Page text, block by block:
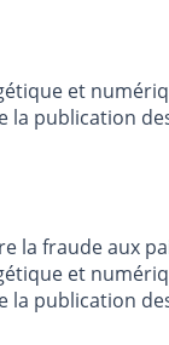
et
publication
la fraude aux
et
publication